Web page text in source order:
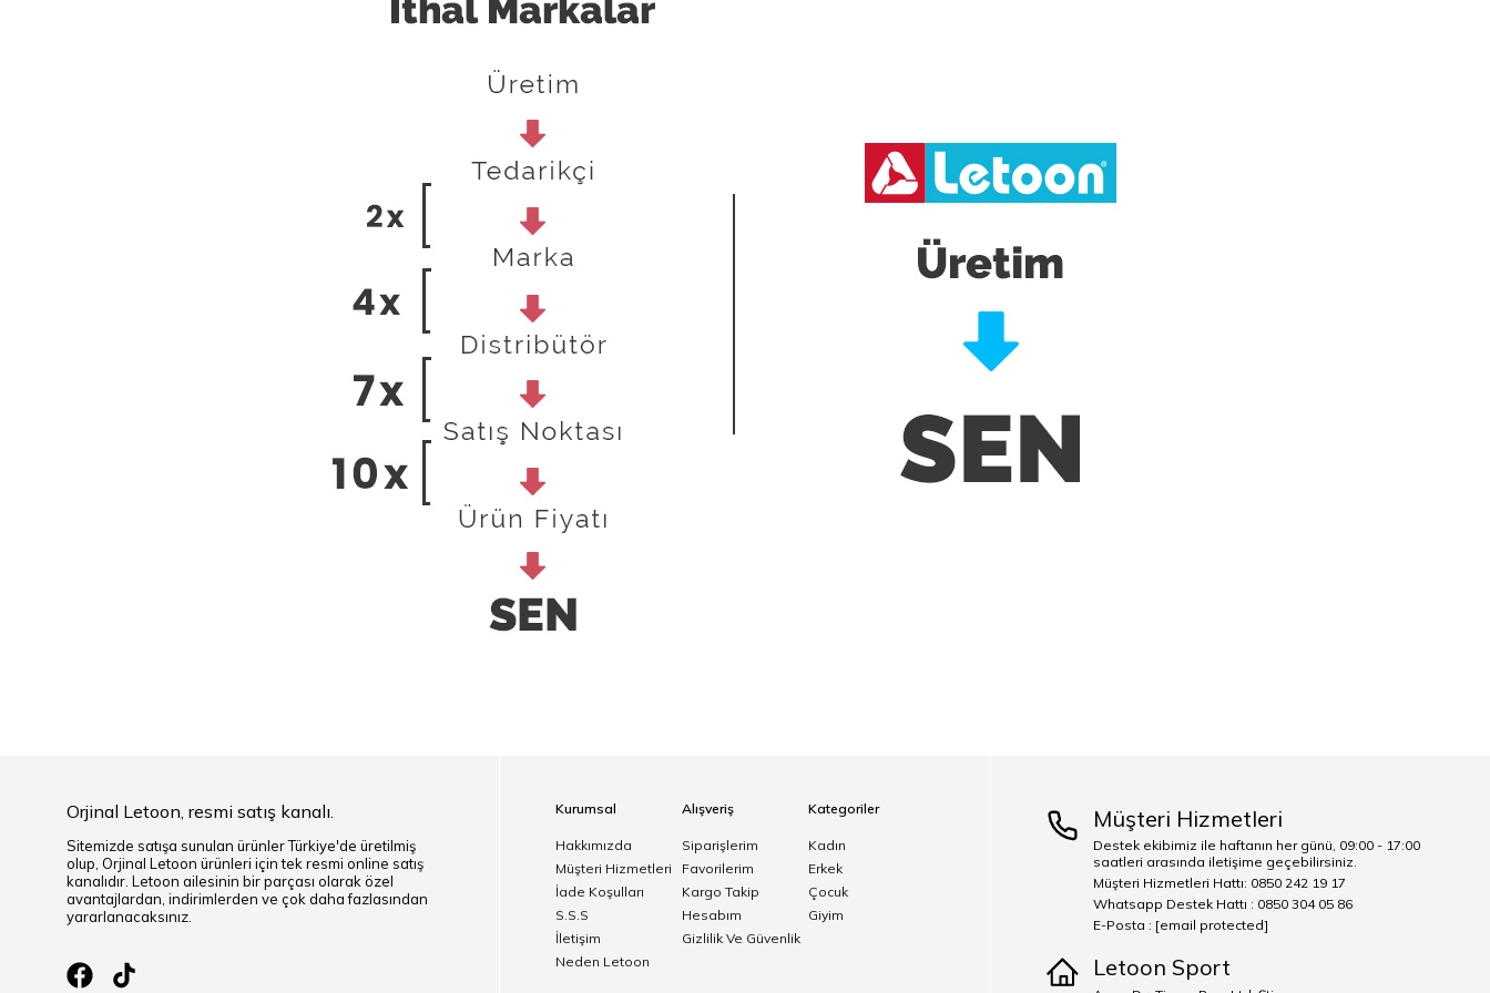
Orjinal Letoon, resmi satış kanalı.
Sitemizde satışa sunulan ürünler Türkiye'de üretilmiş
olup, Orjinal Letoon ürünleri için tek resmi online satış
kanalıdır. Letoon ailesinin bir parçası olarak özel
avantajlardan, indirimlerden ve çok daha fazlasından
yararlanacaksınız.
Kurumsal
Hakkımızda
Müşteri Hizmetleri
İade Koşulları
S.S.S
İletişim
Neden Letoon
Alışveriş
Siparişlerim
Favorilerim
Kargo Takip
Hesabım
Gizlilik Ve Güvenlik
Kategoriler
Kadın
Erkek
Çocuk
Giyim
Müşteri Hizmetleri
Destek ekibimiz ile haftanın her günü, 09:00 - 17:00
saatleri arasında iletişime geçebilirsiniz.
Müşteri Hizmetleri Hattı: 0850 242 19 17
Whatsapp Destek Hattı : 0850 304 05 86
E-Posta : [email protected]
Letoon Sport